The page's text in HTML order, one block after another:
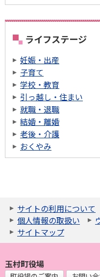
ライフステージ
妊娠・出産
子育て
学校・教育
引っ越し・住まい
就職・退職
結婚・離婚
老後・介護
おくやみ
サイトの利用について
個人情報の取扱い
サイトマップ
玉村町役場